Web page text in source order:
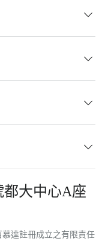
都大中心A座
達註冊成立之有限責任